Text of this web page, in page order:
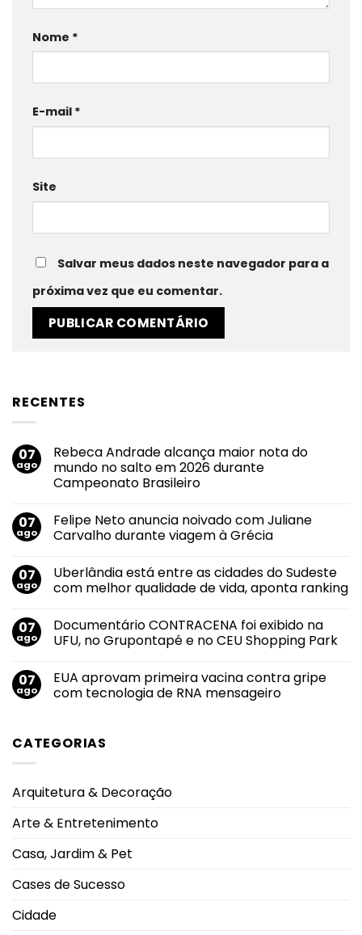
Nome *
E-mail *
Site
Salvar meus dados neste navegador para a
próxima vez que eu comentar.
RECENTES
07
ago
Rebeca Andrade alcança maior nota do
mundo no salto em 2026 durante
Campeonato Brasileiro
em
Rebeca
Andrade
nota
do
mundo
em
2026
durante
07
ago
Felipe Neto anuncia noivado com Juliane
Carvalho durante viagem à Grécia
em
Felipe
Neto
com
Juliane
Carvalho
à
Grécia
07
ago
Uberlândia está entre as cidades do Sudeste
com melhor qualidade de vida, aponta ranking
em
Uberlândia
está
cidades
do
Sudeste
de
vida,
07
ago
Documentário CONTRACENA foi exibido na
UFU, no Grupontapé e no CEU Shopping Park
em
Documentário
CONTRACENA
UFU,
no
CEU
07
ago
EUA aprovam primeira vacina contra gripe
com tecnologia de RNA mensageiro
EUA
aprovam
gripe
de
CATEGORIAS
Arquitetura & Decoração
Arte & Entretenimento
Casa, Jardim & Pet
Cases de Sucesso
Cidade